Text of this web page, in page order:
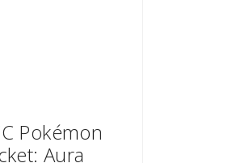
Pokémon
Aura